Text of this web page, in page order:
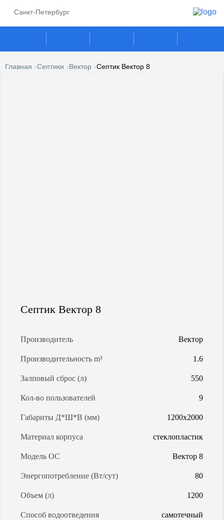
Санкт-Петербург
ЗАПРАВКА ГАЗГОЛЬДЕРОВ
КАЛЬКУЛЯТОР ГАЗГОЛЬДЕРА
О КОМПАНИИ
Главная Септики Вектор Септик Вектор 8
Септик Вектор 8
Производитель Вектор
Производительность m³ 1.6
Залповый сброс (л) 550
Кол-во пользователей 9
Габариты Д*Ш*В (мм) 1200x2000
Материал корпуса стеклопластик
Модель ОС Вектор 8
Энергопотребление (Вт/сут) 80
Объем (л) 1200
Способ водоотведения самотечный